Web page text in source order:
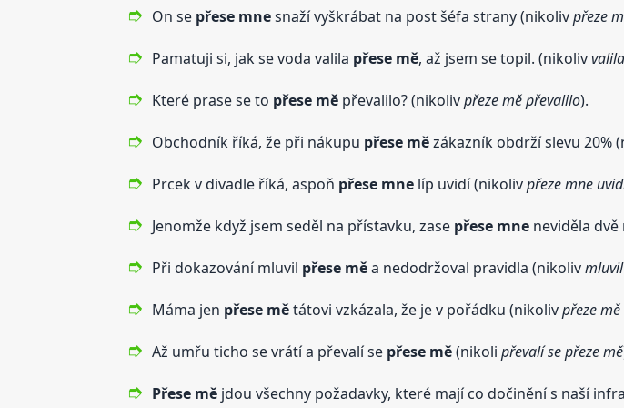
On se přese mnesnaží vyškrábat na post šéfa strany (nikolivpřeze
Pamatuji si, jak se voda valila přese mě, až jsem se topil. (nikoliv
Které prase se to přese měpřevalilo? (nikolivpřeze mě převalilo).
Obchodník říká, že při nákupu přese mězákazník obdrží slevu 20%
Prcek v divadle říká, aspoň přese mnelíp uvidí (nikolivpřeze mne
Jenomže když jsem seděl na přístavku, zase přese mneneviděla dvě
Při dokazování mluvil přese měa nedodržoval pravidla (nikoliv
Máma jen přese mětátovi vzkázala, že je v pořádku (nikolivpřeze
Až umřu ticho se vrátí a převalí se přese mě(nikoli převalí se přeze mě
Přese mějdou všechny požadavky, které mají co dočinění s naší